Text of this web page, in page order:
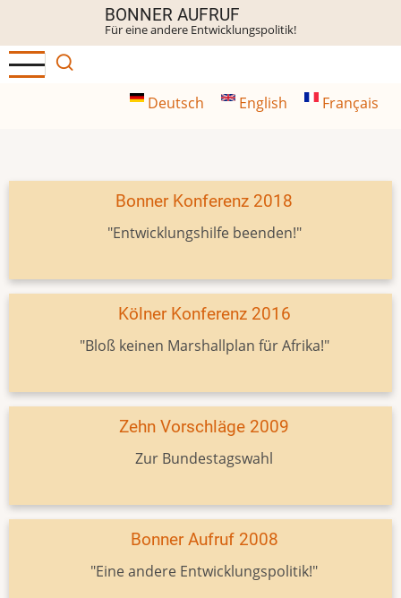
Inhalt
BONNER AUFRUF
Für eine andere Entwicklungspolitik!
Deutsch English Français
Bonner Konferenz 2018
"Entwicklungshilfe beenden!"
Kölner Konferenz 2016
"Bloß keinen Marshallplan für Afrika!"
Zehn Vorschläge 2009
Zur Bundestagswahl
Bonner Aufruf 2008
"Eine andere Entwicklungspolitik!"